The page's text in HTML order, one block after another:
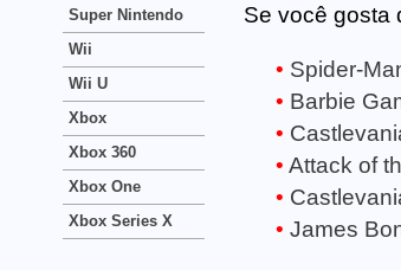
Se você gosta
Spider-
Barbie
Attack of
James
Super Nintendo
Wii
Wii U
Xbox
Xbox 360
Xbox One
Xbox Series X